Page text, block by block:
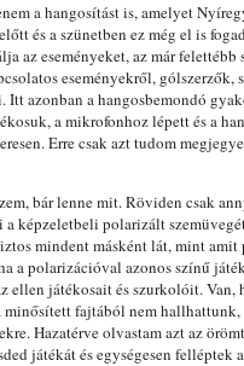
a hangosítást is, amelyet
és a szünetben ez még el is
az eseményeket, az már
eseményekről, gólszerzők,
azonban a hangosbemondó
a mikrofonhoz lépett és a
Erre csak azt tudom
bár lenne mit. Röviden csak
képzeletbeli polarizált
mindent másként lát, mint amit
a polarizációval azonos színű
ellen játékosait és szurkolóit.
minősített fajtából nem
Hazatérve olvastam azt az
játékát és egységesen felléptek